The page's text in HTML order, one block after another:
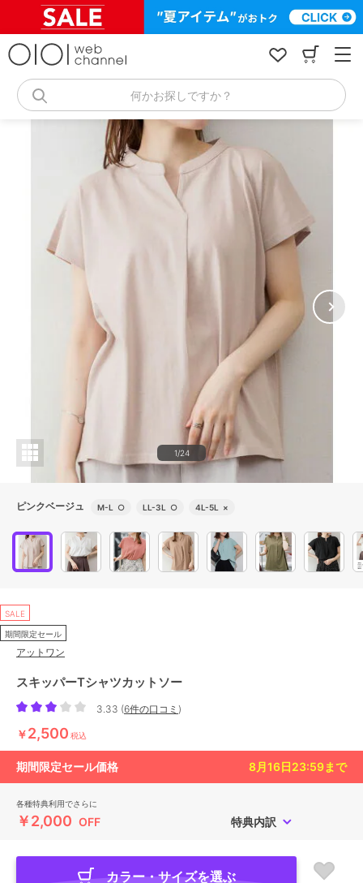
何かお探しですか？
1/24
ピンクベージュ M-L ○ LL-3L ○ 4L-5L ×
SALE
期間限定セール
アットワン
スキッパーTシャツカットソー
3.33 (6件の口コミ )
￥2,500 税込
期間限定セール価格 8月16日23:59まで
各種特典利用でさらに
￥2,000 OFF 特典内訳
カラー・サイズを選ぶ